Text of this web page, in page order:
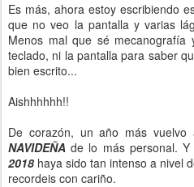
Es más, ahora estoy escribiendo
que no veo la pantalla y varias
Menos mal que sé
teclado, ni la pantalla para saber
bien escrito...
Aishhhhhh!!
De corazón, un año más vuelvo
NAVIDEÑAde lo más personal.
2018 haya sido tan intenso a nivel
recordeis con cariño.